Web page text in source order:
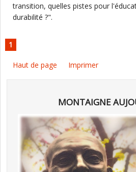
transition, quelles pistes pour
durabilité ?".
1
Haut de page Imprimer
MONTAIGNE